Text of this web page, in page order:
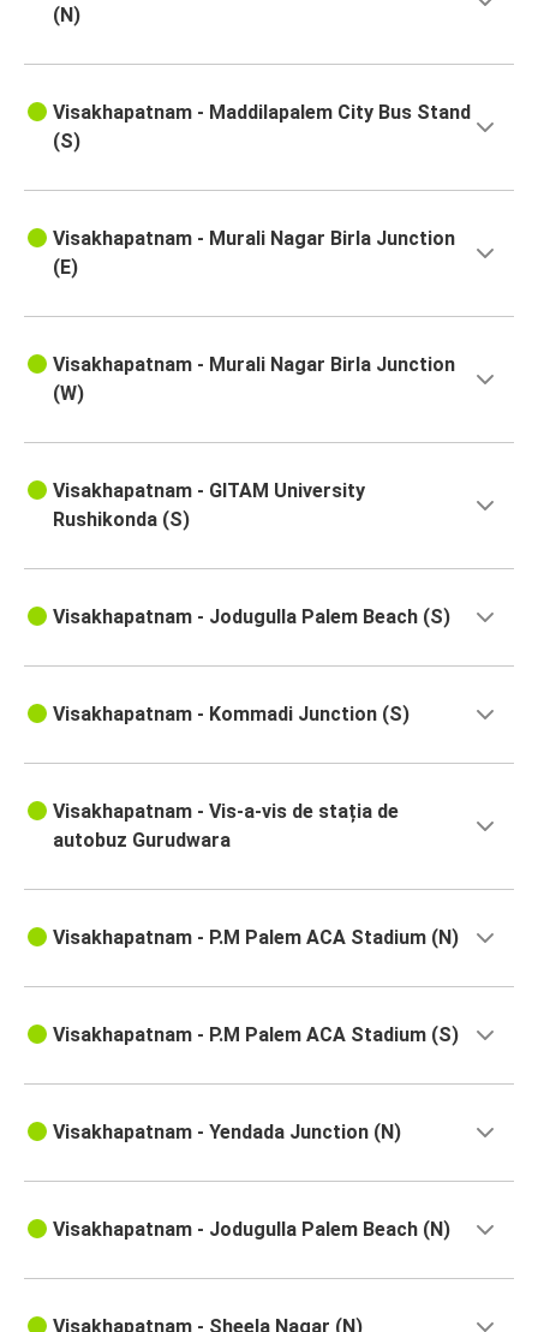
(N)
Visakhapatnam - Maddilapalem City Bus Stand
(S)
Visakhapatnam - Murali Nagar Birla Junction
(E)
Visakhapatnam - Murali Nagar Birla Junction
(W)
Visakhapatnam - GITAM University
Rushikonda (S)
Visakhapatnam - Jodugulla Palem Beach (S)
Visakhapatnam - Kommadi Junction (S)
Visakhapatnam - Vis-a-vis de stația de
autobuz Gurudwara
Visakhapatnam - P.M Palem ACA Stadium (N)
Visakhapatnam - P.M Palem ACA Stadium (S)
Visakhapatnam - Yendada Junction (N)
Visakhapatnam - Jodugulla Palem Beach (N)
Visakhapatnam - Sheela Nagar (N)